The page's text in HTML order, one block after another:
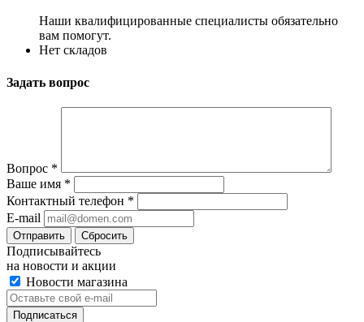
Наши квалифицированные специалисты обязательно
вам помогут.
Нет складов
Задать вопрос
Вопрос *
Ваше имя *
Контактный телефон *
E-mail
Сбросить
Подписывайтесь
на новости и акции
Новости магазина